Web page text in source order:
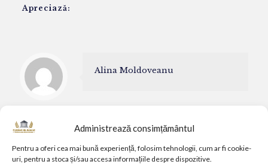
Administrează consimțământul
Pentru a oferi cea mai bună experiență, folosim tehnologii, cum ar fi cookie-
uri, pentru a stoca și/sau accesa informațiile despre dispozitive.
Apreciază:
Alina Moldoveanu
Related posts